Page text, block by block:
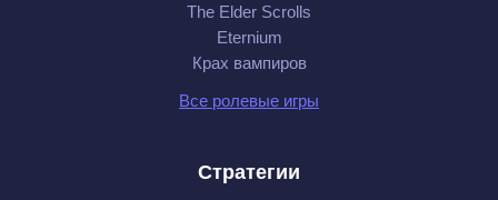
The Elder Scrolls
Eternium
Крах вампиров
Все ролевые игры
Стратегии